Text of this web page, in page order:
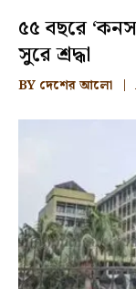
৫৫ বছরে
সুরে শ্রদ্ধা
BY দেশের আলো